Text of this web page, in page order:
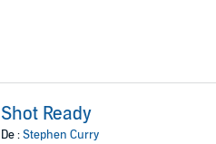
Shot Ready
De :Stephen Curry